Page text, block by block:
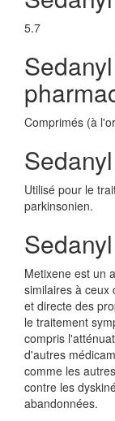
5.7
Comprimés (à
Utilisé pour le
parkinsonien.
Metixene est un
similaires à ceux
et directe des
le traitement
compris
d'autres
comme les
contre les
abandonnées.